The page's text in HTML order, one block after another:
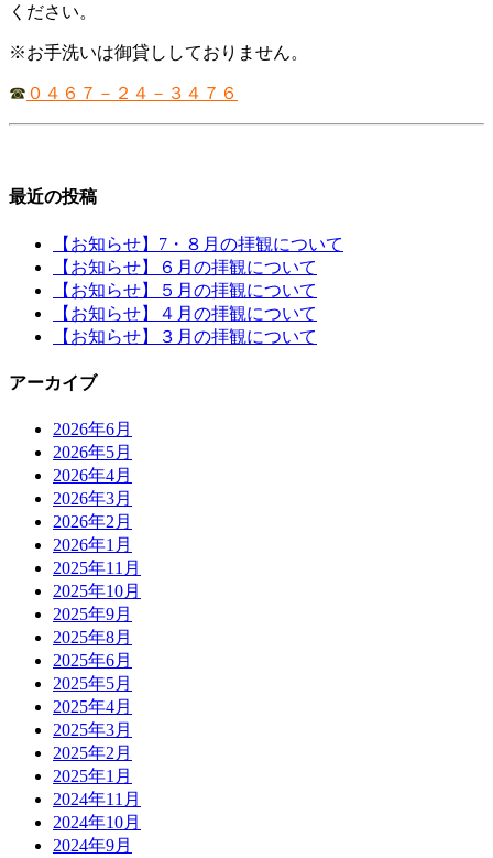
ください。
※お手洗いは御貸ししておりません。
☎ ０４６７－２４－３４７６
最近の投稿
【お知らせ】7・８月の拝観について
【お知らせ】６月の拝観について
【お知らせ】５月の拝観について
【お知らせ】４月の拝観について
【お知らせ】３月の拝観について
アーカイブ
2026年6月
2026年5月
2026年4月
2026年3月
2026年2月
2026年1月
2025年11月
2025年10月
2025年9月
2025年8月
2025年6月
2025年5月
2025年4月
2025年3月
2025年2月
2025年1月
2024年11月
2024年10月
2024年9月